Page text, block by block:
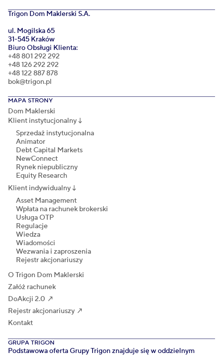
Trigon Dom Maklerski S.A.
ul. Mogilska 65
31-545 Kraków
Biuro Obsługi Klienta:
+48 801 292 292
+48 126 292 292
+48 122 887 878
bok@trigon.pl
MAPA STRONY
Dom Maklerski
Klient instytucjonalny↓
Sprzedaż instytucjonalna
Animator
Debt Capital Markets
NewConnect
Rynek niepubliczny
Equity Research
Klient indywidualny↓
Asset Management
Wpłata na rachunek brokerski
Usługa OTP
Regulacje
Wiedza
Wiadomości
Wezwania i zaproszenia
Rejestr akcjonariuszy
O Trigon Dom Maklerski
Załóż rachunek
DoAkcji 2.0 ↗
Rejestr akcjonariuszy ↗
Kontakt
GRUPA TRIGON
Podstawowa oferta Grupy Trigon znajduje się w oddzielnym